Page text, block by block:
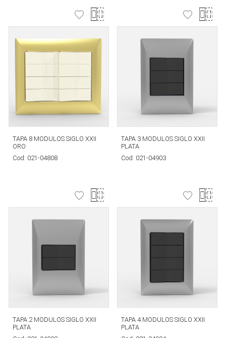
TAPA 8 MODULOS SIGLO XXII
ORO
Cod: 021-04808
TAPA 3 MODULOS SIGLO XXII
PLATA
Cod: 021-04903
TAPA 2 MODULOS SIGLO XXII
PLATA
TAPA 4 MODULOS SIGLO XXII
PLATA